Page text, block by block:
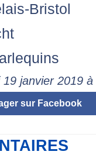
Bristol
janvier 2019
sur Facebook